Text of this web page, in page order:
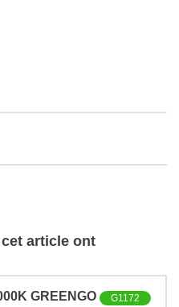
article ont
GREENGO G1172